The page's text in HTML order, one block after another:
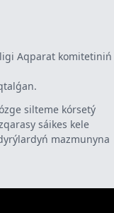
Aqparat komitetiniń
silteme kórsetý
sáikes kele
mazmunyna